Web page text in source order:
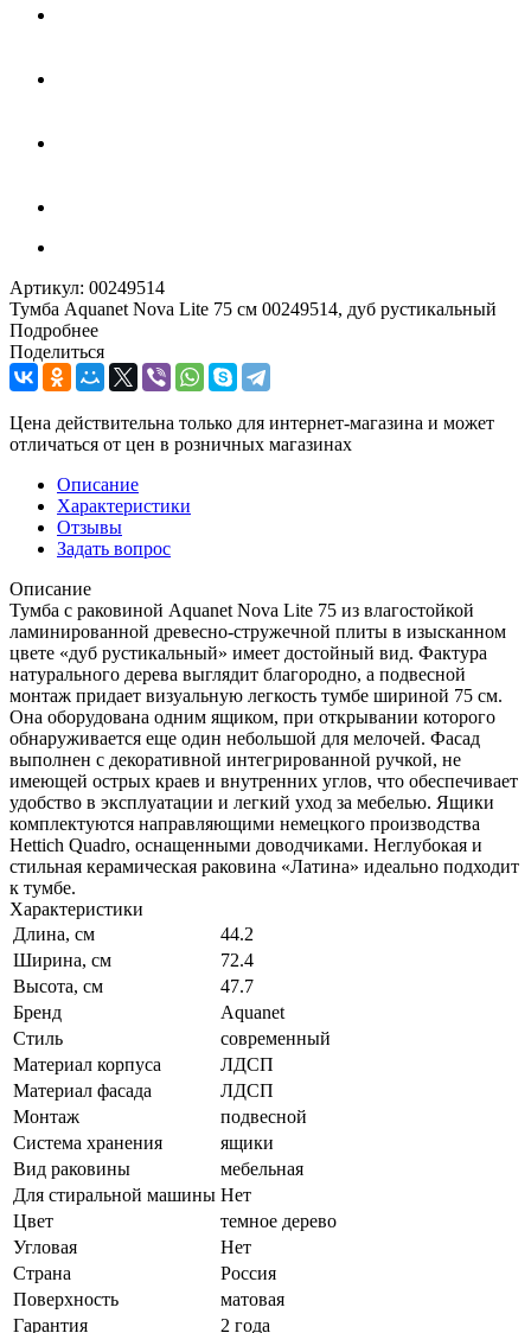
Артикул: 00249514
Тумба Aquanet Nova Lite 75 см 00249514, дуб рустикальный
Подробнее
Поделиться
Цена действительна только для интернет-магазина и может
отличаться от цен в розничных магазинах
Описание
Характеристики
Отзывы
Задать вопрос
Описание
Тумба с раковиной Aquanet Nova Lite 75 из влагостойкой
ламинированной древесно-стружечной плиты в изысканном
цвете «дуб рустикальный» имеет достойный вид. Фактура
натурального дерева выглядит благородно, а подвесной
монтаж придает визуальную легкость тумбе шириной 75 см.
Она оборудована одним ящиком, при открывании которого
обнаруживается еще один небольшой для мелочей. Фасад
выполнен с декоративной интегрированной ручкой, не
имеющей острых краев и внутренних углов, что обеспечивает
удобство в эксплуатации и легкий уход за мебелью. Ящики
комплектуются направляющими немецкого производства
Hettich Quadro, оснащенными доводчиками. Неглубокая и
стильная керамическая раковина «Латина» идеально подходит
к тумбе.
Характеристики
Длина, см
44.2
Ширина, см
72.4
Высота, см
47.7
Бренд
Aquanet
Стиль
современный
Материал корпуса
ЛДСП
Материал фасада
ЛДСП
Монтаж
подвесной
Система хранения
ящики
Вид раковины
мебельная
Для стиральной машины Нет
Цвет
темное дерево
Угловая
Нет
Страна
Россия
Поверхность
матовая
Гарантия
2 года